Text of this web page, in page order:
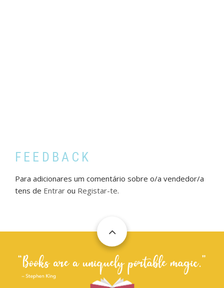
FEEDBACK
Para adicionares um comentário sobre o/a vendedor/a
tens de Entrar ou Registar-te.